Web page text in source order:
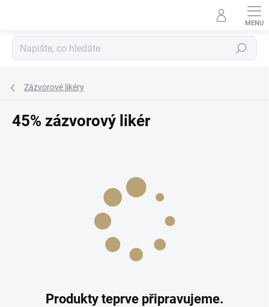
Hledat
Zázvorové likéry
45% zázvorový likér
Produkty teprve připravujeme.